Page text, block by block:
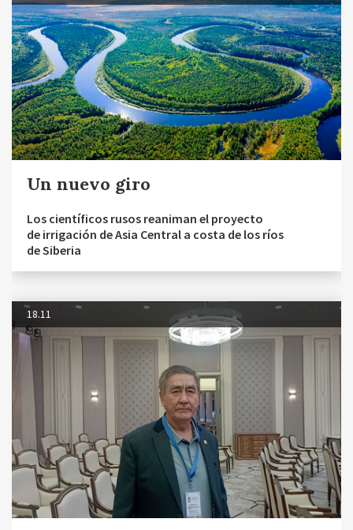
Un nuevo giro
Los científicos rusos reaniman el proyecto
de irrigación de Asia Central a costa de los ríos
de Siberia
18.11